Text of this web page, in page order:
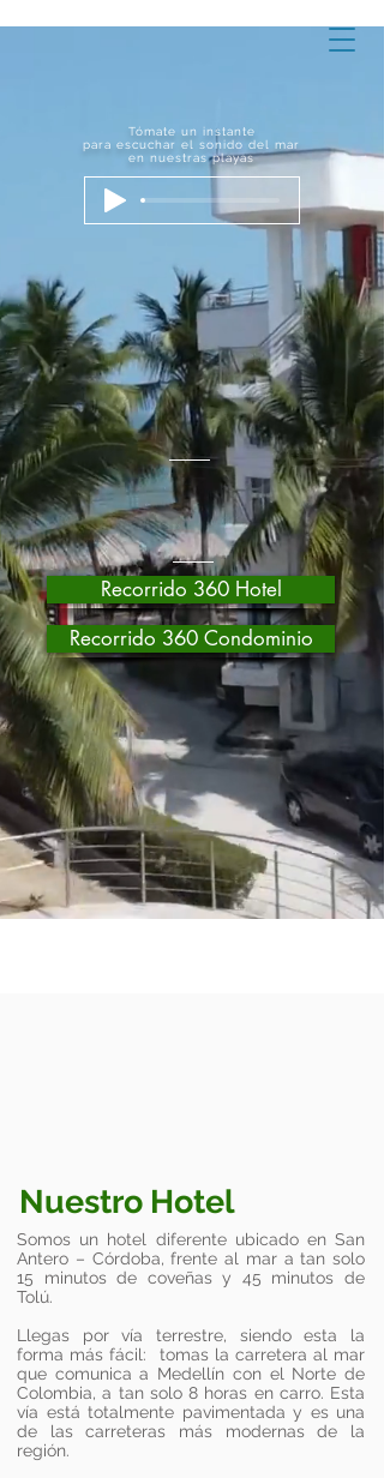
Tómate un instante
para escuchar el sonido del mar
en nuestras playas
Todo frente al mar!
Recorrido 360 Hotel
Recorrido 360 Condominio
Nuestro Hotel
Somos un hotel diferente ubicado en San
Antero – Córdoba, frente al mar a tan solo
15 minutos de coveñas y 45 minutos de
Tolú.
Llegas por vía terrestre, siendo esta la
forma más fácil: tomas la carretera al mar
que comunica a Medellín con el Norte de
Colombia, a tan solo 8 horas en carro. Esta
vía está totalmente pavimentada y es una
de las carreteras más modernas de la
región.